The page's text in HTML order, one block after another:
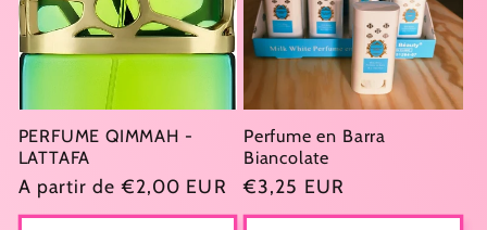
PERFUME QIMMAH -
LATTAFA
Precio
habitual
A partir de €2,00 EUR
Perfume en Barra
Biancolate
Precio
habitual
€3,25 EUR